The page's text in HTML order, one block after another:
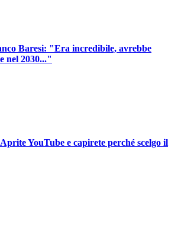
Baresi: "Era incredibile, avrebbe
nel 2030..."
YouTube e capirete perché scelgo il